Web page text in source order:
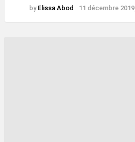
by Elissa Abod 11 décembre